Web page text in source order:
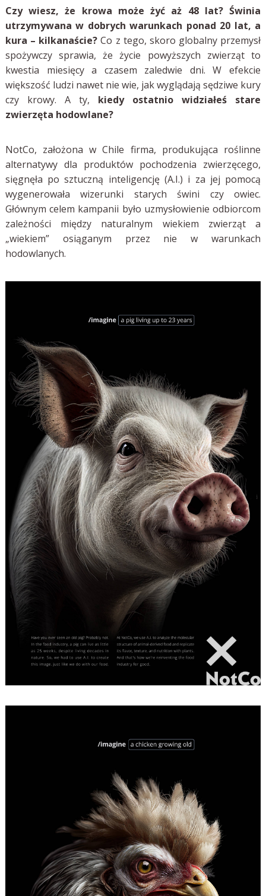
Czy wiesz, że krowa może żyć aż 48 lat? Świnia
utrzymywana w dobrych warunkach ponad 20 lat, a
kura – kilkanaście? Co z tego, skoro globalny przemysł
spożywczy sprawia, że życie powyższych zwierząt to
kwestia miesięcy a czasem zaledwie dni. W efekcie
większość ludzi nawet nie wie, jak wyglądają sędziwe kury
czy krowy. A ty, kiedy ostatnio widziałeś stare
zwierzęta hodowlane?
NotCo, założona w Chile firma, produkująca roślinne
alternatywy dla produktów pochodzenia zwierzęcego,
sięgnęła po sztuczną inteligencję (A.I.) i za jej pomocą
wygenerowała wizerunki starych świni czy owiec.
Głównym celem kampanii było uzmysłowienie odbiorcom
zależności między naturalnym wiekiem zwierząt a
„wiekiem” osiąganym przez nie w warunkach
hodowlanych.